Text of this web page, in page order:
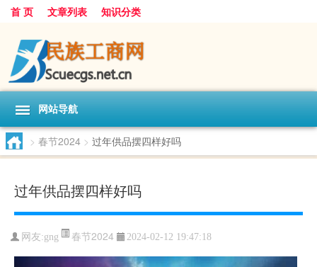
首 页 文章列表 知识分类
网站导航
> 春节2024 > 过年供品摆四样好吗
过年供品摆四样好吗
网友:gng 春节2024 2024-02-12 19:47:18